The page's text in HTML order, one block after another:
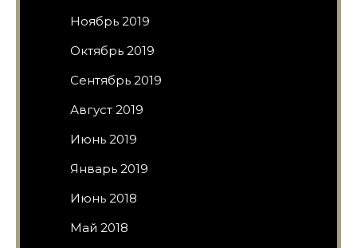
Ноябрь 2019
Октябрь 2019
Сентябрь 2019
Август 2019
Июнь 2019
Январь 2019
Июнь 2018
Май 2018